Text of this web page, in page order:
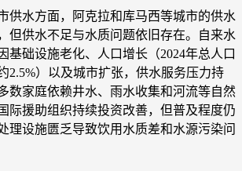
供水方面，阿克拉和库马西等城市的供水
但供水不足与水质问题依旧存在。自来水
基础设施老化、人口增长（2024年总人口
2.5%）以及城市扩张，供水服务压力持
数家庭依赖井水、雨水收集和河流等自然
际援助组织持续投资改善，但普及程度仍
理设施匮乏导致饮用水质差和水源污染问